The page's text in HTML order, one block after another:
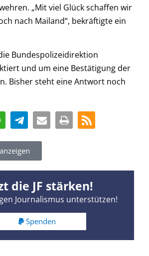
„Mit viel Glück schaffen wir
nach Mailand“, bekräftigte ein
Bundespolizeidirektion
und um eine Bestätigung der
Bisher steht eine Antwort noch
die JF stärken!
Journalismus unterstützen!
Spenden